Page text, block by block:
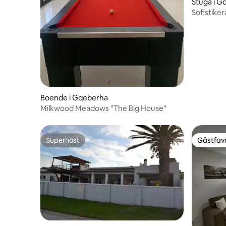
Boende i Gqeberha
Milkwood Meadows "The Big House"
Superhost
Superhost